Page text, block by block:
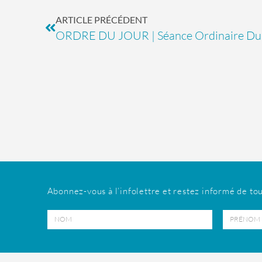
ARTICLE PRÉCÉDENT
ORDRE DU JOUR | Séance Ordinaire
Abonnez-vous à l’infolettre et restez informé de